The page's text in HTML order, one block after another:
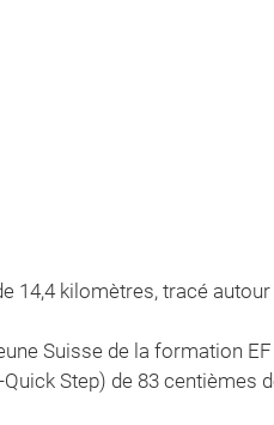
14,4 kilomètres, tracé
Suisse de la formation
Step) de 83 centièmes